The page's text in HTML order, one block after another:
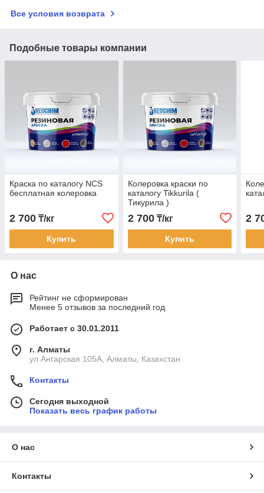
Все условия возврата
Подобные товары компании
Краска по каталогу NCS
бесплатная колеровка
2 700 ₸/кг
Купить
Колеровка краски по
каталогу Tikkurila (
Тикурила )
2 700₸/кг
Купить
2
О нас
Рейтинг не сформирован
Менее 5 отзывов за последний год
Работает с 30.01.2011
г. Алматы
ул Ангарская 105А, Алматы, Казахстан
Контакты
Сегодня выходной
Показать весь график работы
О нас
Контакты